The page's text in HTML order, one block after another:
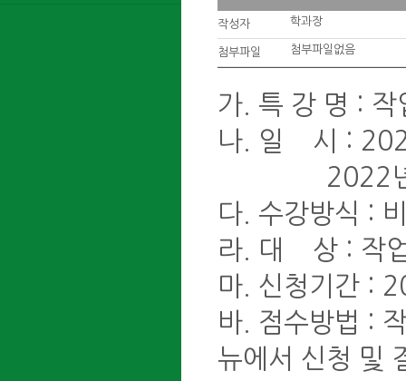
작성자 학과장
첨부파일 첨부파일없음
가. 특 강 명 : 작
나. 일 시 :
2022년 10
다. 수강방식 :
라. 대 상 : 작업
마. 신청기간 :
바. 점수방법 :
뉴에서 신청 및